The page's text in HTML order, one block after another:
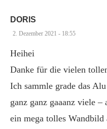
DORIS
2. Dezember 2021 - 18:55
Heihei
Danke für die vielen
Ich sammle grade das
ganz ganz gaaanz viele
ein mega tolles Wandbild